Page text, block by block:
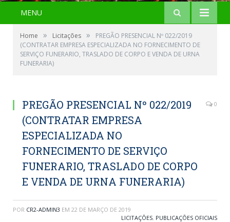
MENU
Home » Licitações »
PREGÃO PRESENCIAL Nº 022/2019
(CONTRATAR EMPRESA ESPECIALIZADA NO FORNECIMENTO DE
SERVIÇO FUNERARIO, TRASLADO DE CORPO E VENDA DE URNA
FUNERARIA)
PREGÃO PRESENCIAL Nº 022/2019
(CONTRATAR EMPRESA
ESPECIALIZADA NO
FORNECIMENTO DE SERVIÇO
FUNERARIO, TRASLADO DE CORPO
E VENDA DE URNA FUNERARIA)
0
POR CR2-ADMIN3 EM 22 DE MARÇO DE 2019
LICITAÇÕES, PUBLICAÇÕES OFICIAIS